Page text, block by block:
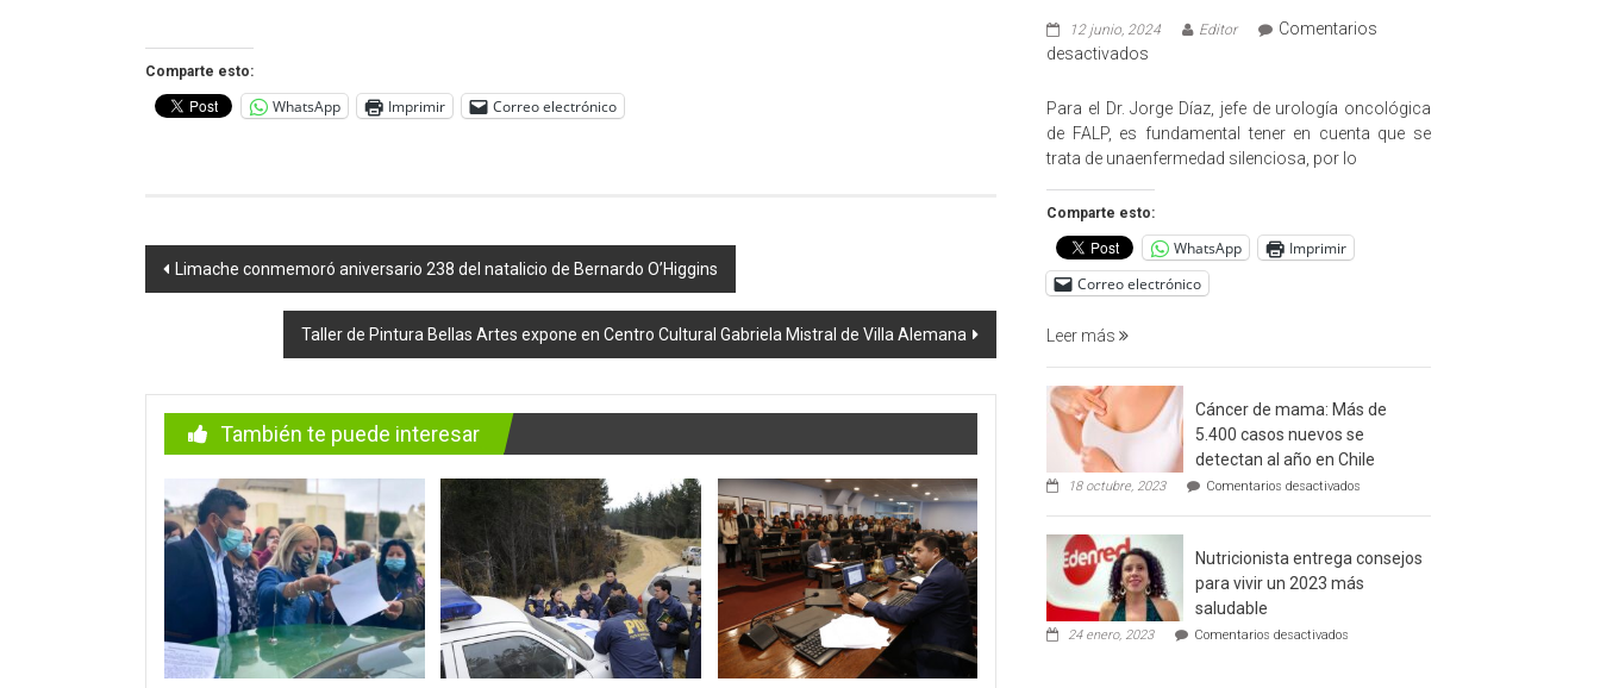
Comparte esto:
WhatsApp Imprimir Correo electrónico
Navegación
Limache conmemoró aniversario 238 del natalicio de Bernardo O’Higgins
Taller de Pintura Bellas Artes expone en Centro Cultural Gabriela Mistral de Villa Alemana
También te puede interesar
12 junio, 2024 Editor
Comentarios
desactivados
Cargo»,
promueve
la
cáncer
de
prostata
Para el Dr. Jorge Díaz, jefe de urología oncológica
de FALP, es fundamental tener en cuenta que se
trata de unaenfermedad silenciosa, por lo
Comparte esto:
WhatsApp
Imprimir
Correo electrónico
Leer más
Cáncer de mama: Más de
5.400 casos nuevos se
detectan al año en Chile
18 octubre, 2023 Comentarios desactivados
de
Más
Nutricionista entrega consejos
para vivir un 2023 más
saludable
24 enero, 2023 Comentarios desactivados